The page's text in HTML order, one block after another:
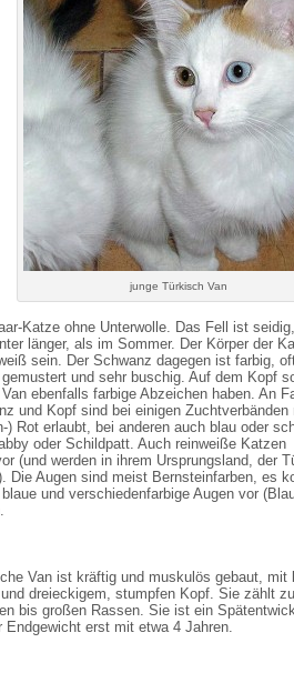
junge Türkisch Van
Katze ohne Unterwolle. Das Fell ist
länger, als im Sommer. Der Körper der
sein. Der Schwanz dagegen ist farbig,
gemustert und sehr buschig. Auf dem Kopf
ebenfalls farbige Abzeichen haben. An
und Kopf sind bei einigen Zuchtverbänden
) Rot erlaubt, bei anderen auch blau oder
oder Schildpatt. Auch reinweiße Katzen
(und werden in ihrem Ursprungsland, der
Die Augen sind meist Bernsteinfarben, es
und verschiedenfarbige Augen vor
Van ist kräftig und muskulös gebaut, mit
dreieckigem, stumpfen Kopf. Sie zählt
bis großen Rassen. Sie ist ein
Endgewicht erst mit etwa 4 Jahren.